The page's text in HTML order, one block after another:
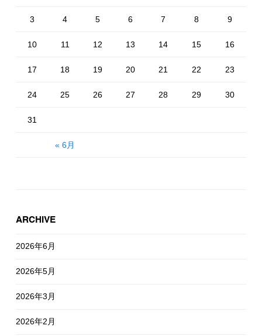
« 6月
3 4 5 6 7 8 9
10 11 12 13 14 15 16
17 18 19 20 21 22 23
24 25 26 27 28 29 30
31
ARCHIVE
2026年6月
2026年5月
2026年3月
2026年2月